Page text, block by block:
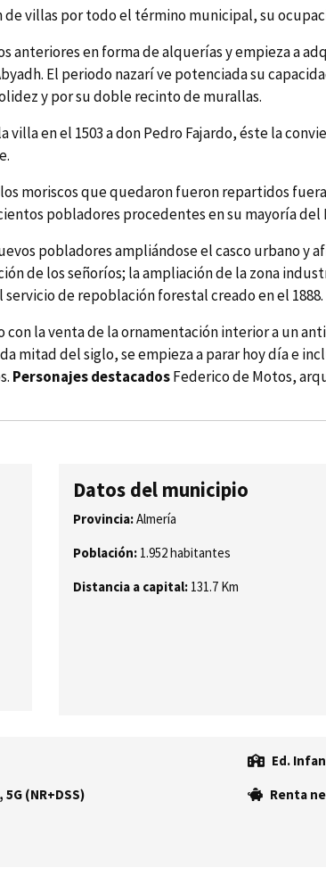
villas por todo el término municipal, su
anteriores en forma de alquerí­as y empieza a
El periodo nazarí­ ve potenciada su
y por su doble recinto de murallas.
en el 1503 a don Pedro Fajardo, éste la
moriscos que quedaron fueron repartidos
pobladores procedentes en su mayorí­a del
pobladores ampliándose el casco urbano
de los señorí­os; la ampliación de la zona
de repoblación forestal creado en el
con la venta de la ornamentación interior a un
mitad del siglo, se empieza a parar hoy dí­a e
Personajes destacadosFederico de Motos,
Datos del municipio
Provincia:Almería
Población:1.952 habitantes
Distancia a capital: 131.7 Km
Ed.
(NR+DSS)
Renta